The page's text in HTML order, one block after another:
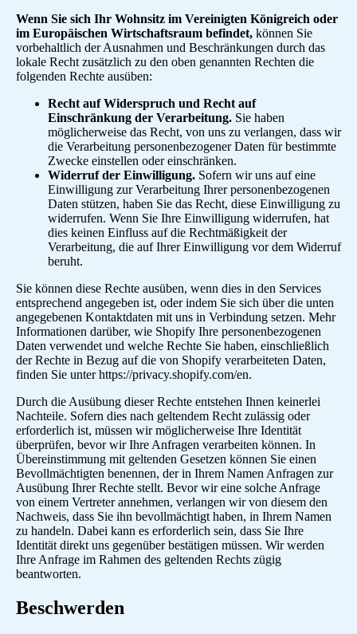
Wenn Sie sich Ihr Wohnsitz im Vereinigten Königreich oder
im Europäischen Wirtschaftsraum befindet, können Sie
vorbehaltlich der Ausnahmen und Beschränkungen durch das
lokale Recht zusätzlich zu den oben genannten Rechten die
folgenden Rechte ausüben:
Recht auf Widerspruch und Recht auf
Einschränkung der Verarbeitung. Sie haben
möglicherweise das Recht, von uns zu verlangen, dass wir
die Verarbeitung personenbezogener Daten für bestimmte
Zwecke einstellen oder einschränken.
Widerruf der Einwilligung. Sofern wir uns auf eine
Einwilligung zur Verarbeitung Ihrer personenbezogenen
Daten stützen, haben Sie das Recht, diese Einwilligung zu
widerrufen. Wenn Sie Ihre Einwilligung widerrufen, hat
dies keinen Einfluss auf die Rechtmäßigkeit der
Verarbeitung, die auf Ihrer Einwilligung vor dem Widerruf
beruht.
Sie können diese Rechte ausüben, wenn dies in den Services
entsprechend angegeben ist, oder indem Sie sich über die unten
angegebenen Kontaktdaten mit uns in Verbindung setzen. Mehr
Informationen darüber, wie Shopify Ihre personenbezogenen
Daten verwendet und welche Rechte Sie haben, einschließlich
der Rechte in Bezug auf die von Shopify verarbeiteten Daten,
finden Sie unter https://privacy.shopify.com/en.
Durch die Ausübung dieser Rechte entstehen Ihnen keinerlei
Nachteile. Sofern dies nach geltendem Recht zulässig oder
erforderlich ist, müssen wir möglicherweise Ihre Identität
überprüfen, bevor wir Ihre Anfragen verarbeiten können. In
Übereinstimmung mit geltenden Gesetzen können Sie einen
Bevollmächtigten benennen, der in Ihrem Namen Anfragen zur
Ausübung Ihrer Rechte stellt. Bevor wir eine solche Anfrage
von einem Vertreter annehmen, verlangen wir von diesem den
Nachweis, dass Sie ihn bevollmächtigt haben, in Ihrem Namen
zu handeln. Dabei kann es erforderlich sein, dass Sie Ihre
Identität direkt uns gegenüber bestätigen müssen. Wir werden
Ihre Anfrage im Rahmen des geltenden Rechts zügig
beantworten.
Beschwerden